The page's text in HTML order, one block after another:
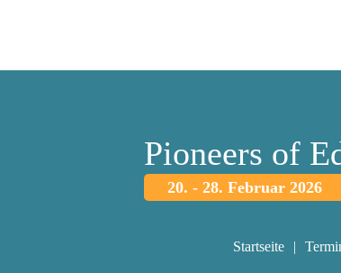
Pioneers of
20. - 28. Februar 2026
Startseite